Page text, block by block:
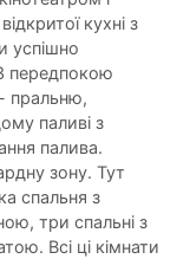
кухні з
успішно
передпокою
пральню,
паливі з
палива.
зону. Тут
спальня з
три спальні з
Всі ці кімнати